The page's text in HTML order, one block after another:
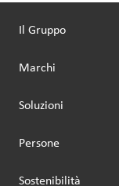
Il Gruppo
Marchi
Soluzioni
Persone
Sostenibilità